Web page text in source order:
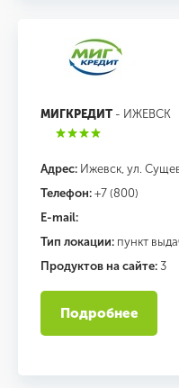
МИГКРЕДИТ - ИЖЕВСК
Адрес: Ижевск, ул.
Телефон: +7 (800)
E-mail:
Тип локации: пункт
Продуктов на сайте: 3
Подробнее